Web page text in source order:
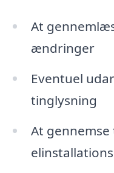
At
ændringer
Eventuel
tinglysning
At